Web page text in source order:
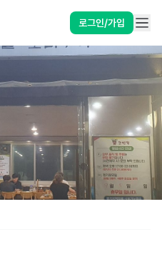
로그인/가입